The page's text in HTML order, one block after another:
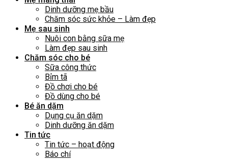
Dinh dưỡng mẹ bầu
Chăm sóc sức khỏe – Làm đẹp
Mẹ sau sinh
Nuôi con bằng sữa mẹ
Làm đẹp sau sinh
Chăm sóc cho bé
Sữa công thức
Bỉm tã
Đồ chơi cho bé
Đồ dùng cho bé
Bé ăn dặm
Dụng cụ ăn dặm
Dinh dưỡng ăn dặm
Tin tức
Tin tức – hoạt động
Báo chí